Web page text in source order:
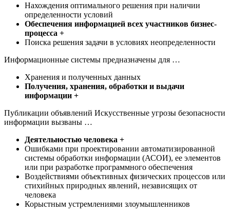
Нахождения оптимального решения при наличии
определенности условий
Обеспечения информацией всех участников бизнес-
процесса +
Поиска решения задачи в условиях неопределенности
Информационные системы предназначены для …
Хранения и полученных данных
Получения, хранения, обработки и выдачи
информации +
Публикации объявлений Искусственные угрозы безопасности
информации вызваны …
Деятельностью человека +
Ошибками при проектировании автоматизированной
системы обработки информации (АСОИ), ее элементов
или при разработке программного обеспечения
Воздействиями объективных физических процессов или
стихийных природных явлений, независящих от
человека
Корыстным устремлениями злоумышленников